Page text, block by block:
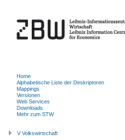
Home
Alphabetische Liste der Deskriptoren
Mappings
Versionen
Web Services
Downloads
Mehr zum STW
V Volkswirtschaft